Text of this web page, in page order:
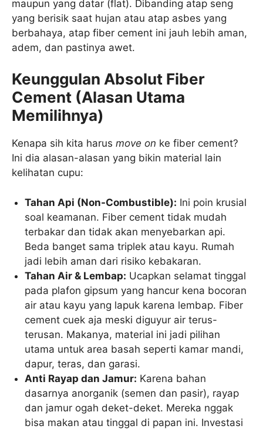
maupun yang datar (flat). Dibanding atap seng
yang berisik saat hujan atau atap asbes yang
berbahaya, atap fiber cement ini jauh lebih aman,
adem, dan pastinya awet.
Keunggulan Absolut Fiber
Cement (Alasan Utama
Memilihnya)
Kenapa sih kita harus move on ke fiber cement?
Ini dia alasan-alasan yang bikin material lain
kelihatan cupu:
Tahan Api (Non-Combustible): Ini poin krusial
soal keamanan. Fiber cement tidak mudah
terbakar dan tidak akan menyebarkan api.
Beda banget sama triplek atau kayu. Rumah
jadi lebih aman dari risiko kebakaran.
Tahan Air & Lembap: Ucapkan selamat tinggal
pada plafon gipsum yang hancur kena bocoran
air atau kayu yang lapuk karena lembap. Fiber
cement cuek aja meski diguyur air terus-
terusan. Makanya, material ini jadi pilihan
utama untuk area basah seperti kamar mandi,
dapur, teras, dan garasi.
Anti Rayap dan Jamur: Karena bahan
dasarnya anorganik (semen dan pasir), rayap
dan jamur ogah deket-deket. Mereka nggak
bisa makan atau tinggal di papan ini. Investasi